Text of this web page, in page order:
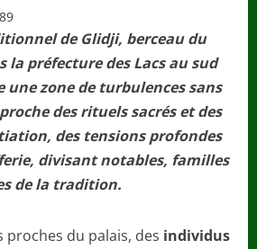
de Glidji, berceau du
la préfecture des Lacs au sud
une zone de turbulences sans
des rituels sacrés et des
des tensions profondes
divisant notables, familles
de la tradition.
proches du palais, des individus